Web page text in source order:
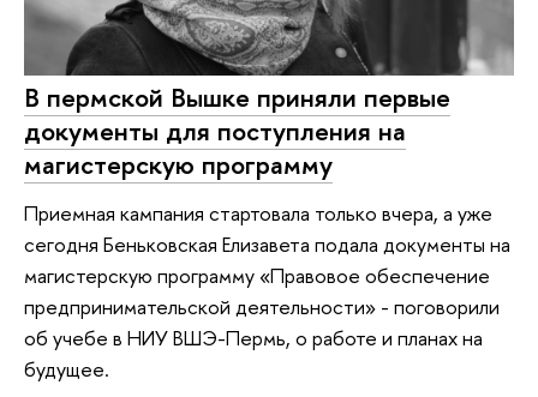
В пермской Вышке приняли первые
документы для поступления на
магистерскую программу
Приемная кампания стартовала только вчера, а уже
сегодня Беньковская Елизавета подала документы на
магистерскую программу «Правовое обеспечение
предпринимательской деятельности» - поговорили
об учебе в НИУ ВШЭ-Пермь, о работе и планах на
будущее.